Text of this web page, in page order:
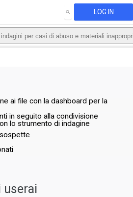
SEARCH LOG IN
per casi di abuso e materiali
ai file con la dashboard per la
in seguito alla condivisione
lo strumento di indagine
userai